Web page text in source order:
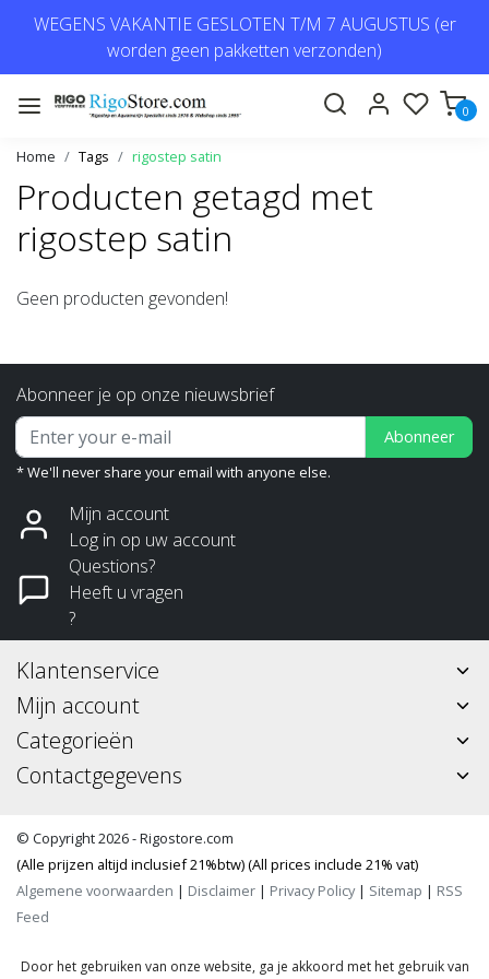
WEGENS VAKANTIE GESLOTEN T/M 7 AUGUSTUS (er
worden geen pakketten verzonden)
0
Home Tags rigostep satin
Producten getagd met
rigostep satin
Geen producten gevonden!
Abonneer je op onze nieuwsbrief
Abonneer
* We'll never share your email with anyone else.
Mijn account
Log in op uw account
Questions?
Heeft u vragen
?
Klantenservice
Mijn account
Categorieën
Contactgegevens
© Copyright 2026 - Rigostore.com
(Alle prijzen altijd inclusief 21%btw) (All prices include 21% vat)
Algemene voorwaarden | Disclaimer | Privacy Policy| Sitemap | RSS
Feed
Door het gebruiken van onze website, ga je akkoord met het gebruik van